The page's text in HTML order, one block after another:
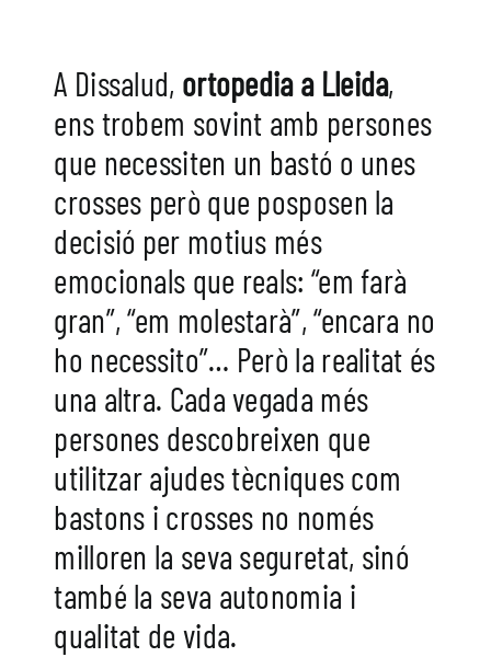
A Dissalud, ortopedia a Lleida,
ens trobem sovint amb persones
que necessiten un bastó o unes
crosses però que posposen la
decisió per motius més
emocionals que reals: “em farà
gran”, “em molestarà”, “encara no
ho necessito”… Però la realitat és
una altra. Cada vegada més
persones descobreixen que
utilitzar ajudes tècniques com
bastons i crosses no només
milloren la seva seguretat, sinó
també la seva autonomia i
qualitat de vida.